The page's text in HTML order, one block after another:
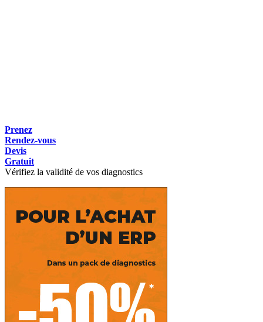
Prenez
Rendez-vous
Devis
Gratuit
Vérifiez la validité de vos diagnostics